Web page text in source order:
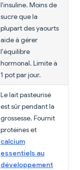
l'insuline. Moins de
sucre que la
plupart des yaourts
aide à gérer
l'équilibre
hormonal. Limite à
1 pot par jour.
Le lait pasteurisé
est sûr pendant la
grossesse. Fournit
protéines et
calcium
essentiels au
développement